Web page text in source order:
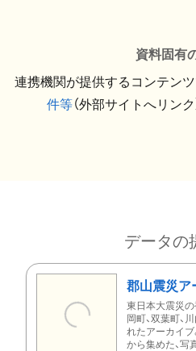
資料固有
連携機関が提供するコンテンツ
件等（外部サイトへリン
データの
郡山震災ア
東日本大震災の
岡町、双葉町、
れたアーカイブ
から集めた、写